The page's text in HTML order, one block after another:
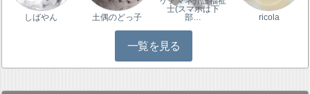
しばやん 土偶のどっ子
士(スマホは下
部…
ricola
一覧を見る